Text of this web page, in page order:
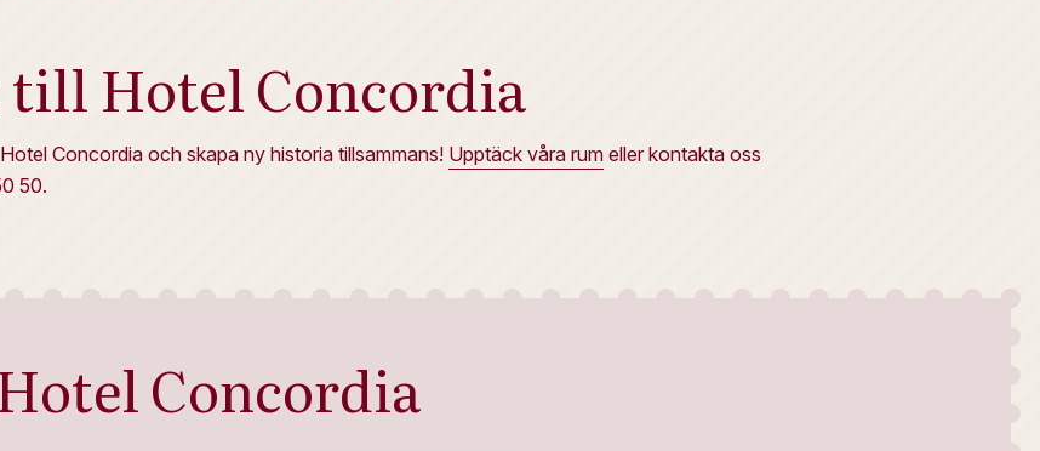
Hotel Concordia
Concordia och skapa ny historia tillsammans! Upptäck våra rum eller kontakta oss
50.
Concordia